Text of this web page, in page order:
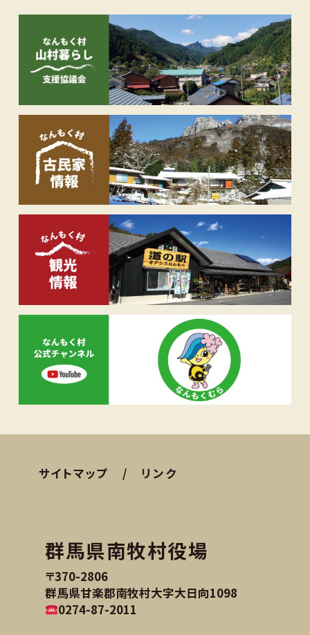
サイトマップ リンク
群馬県南牧村役場
〒370-2806
群馬県甘楽郡南牧村大字大日向1098
0274-87-2011